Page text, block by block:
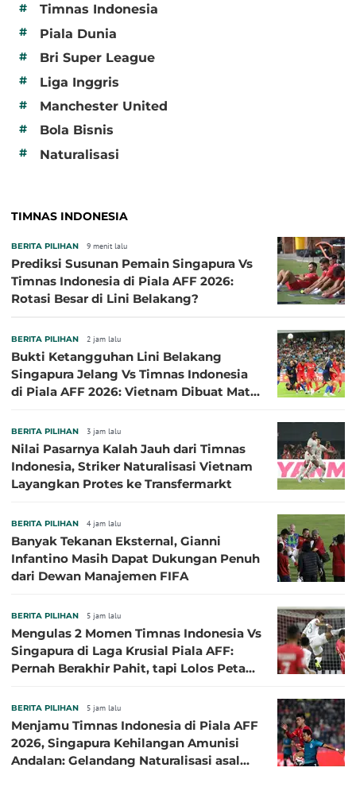
#
Timnas Indonesia
# Piala Dunia
# Bri Super League
# Liga Inggris
# Manchester United
# Bola Bisnis
# Naturalisasi
TIMNAS INDONESIA
BERITA PILIHAN 9 menit lalu
Prediksi Susunan Pemain Singapura Vs
Timnas Indonesia di Piala AFF 2026:
Rotasi Besar di Lini Belakang?
BERITA PILIHAN 2 jam lalu
Bukti Ketangguhan Lini Belakang
Singapura Jelang Vs Timnas Indonesia
di Piala AFF 2026: Vietnam Dibuat Mati
BERITA PILIHAN 3 jam lalu
Nilai Pasarnya Kalah Jauh dari Timnas
Indonesia, Striker Naturalisasi Vietnam
Layangkan Protes ke Transfermarkt
BERITA PILIHAN 4 jam lalu
Banyak Tekanan Eksternal, Gianni
Infantino Masih Dapat Dukungan Penuh
dari Dewan Manajemen FIFA
BERITA PILIHAN 5 jam lalu
Mengulas 2 Momen Timnas Indonesia Vs
Singapura di Laga Krusial Piala AFF:
Pernah Berakhir Pahit, tapi Lolos Petaka
BERITA PILIHAN 5 jam lalu
Menjamu Timnas Indonesia di Piala AFF
2026, Singapura Kehilangan Amunisi
Andalan: Gelandang Naturalisasi asal